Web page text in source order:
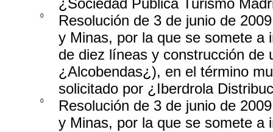
¿Sociedad Pública Turismo
0
Resolución de 3 de junio de
y Minas, por la que se somete a
de diez líneas y construcción de
¿Alcobendas¿), en el término
solicitado por ¿Iberdrola
0
Resolución de 3 de junio de
y Minas, por la que se somete a